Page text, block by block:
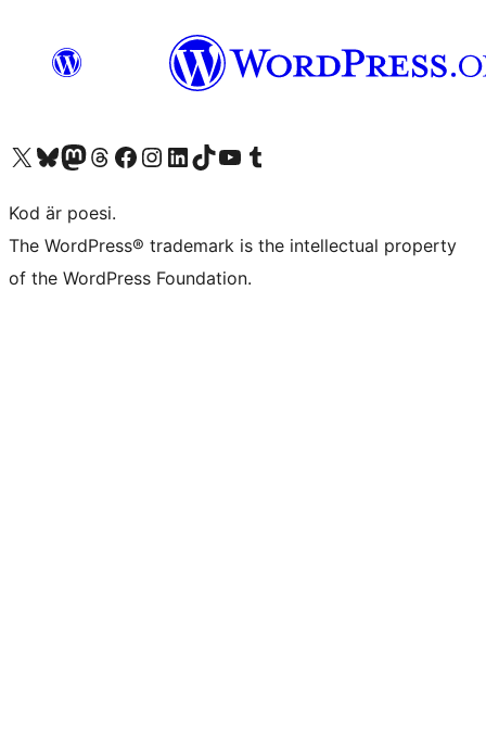
Besök vår X-konto (f.d. Twitter)
Besök vårt Bluesky-konto
Besök vårt Mastodon-konto
Besök vårt Thread-konto
Besök vår Facebook-sidaBesök vårt Instagram-konto
Besök vårt LinkedIn-konto
Besök vårt TikTok-konto
Besök vår YouTube-kanalBesök vårt Tumblr-konto
Kod är poesi.
The WordPress® trademark is the intellectual property
of the WordPress Foundation.